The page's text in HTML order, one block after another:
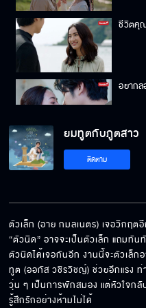
ชีวิตคุ
อยาก
แอบรัก
จะเอา
ยมทูตกับภูตสาว
ติดตาม
ตัวเล็ก (อาย กมลเนตร) เจอวิกฤต
“ตัวนิด” อาจจะเป็นตัวเล็ก แถมทั
ตัวนิดได้เจอกันอีก งานนี้จะตัวเล็ก
ทูต (ออกัส วชิรวิชญ์) ช่วยอีกแรง ท่
วุ่น ๆ เป็นการพักสมอง แต่หัวใจกลั
รู้สึกรักอย่างห้ามไม่ได้